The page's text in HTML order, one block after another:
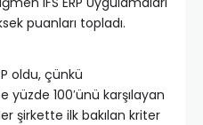
puanları topladı.
oldu, çünkü
100′ünü karşılayan
şirkette ilk bakılan kriter